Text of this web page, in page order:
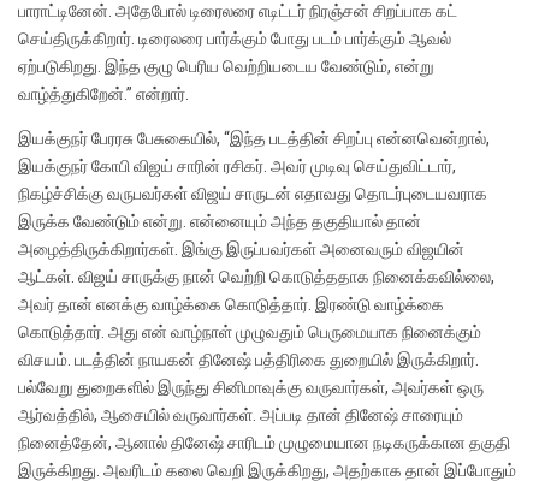
பாராட்டினேன். அதேபோல் டிரைலரை எடிட்டர் நிரஞ்சன் சிறப்பாக கட்
செய்திருக்கிறார். டிரைலரை பார்க்கும் போது படம் பார்க்கும் ஆவல்
ஏற்படுகிறது. இந்த குழு பெரிய வெற்றியடைய வேண்டும், என்று
வாழ்த்துகிறேன்.” என்றார்.
இயக்குநர் பேரரசு பேசுகையில், “இந்த படத்தின் சிறப்பு என்னவென்றால்,
இயக்குநர் கோபி விஜய் சாரின் ரசிகர். அவர் முடிவு செய்துவிட்டார்,
நிகழ்ச்சிக்கு வருபவர்கள் விஜய் சாருடன் எதாவது தொடர்புடையவராக
இருக்க வேண்டும் என்று. என்னையும் அந்த தகுதியால் தான்
அழைத்திருக்கிறார்கள். இங்கு இருப்பவர்கள் அனைவரும் விஜயின்
ஆட்கள். விஜய் சாருக்கு நான் வெற்றி கொடுத்ததாக நினைக்கவில்லை,
அவர் தான் எனக்கு வாழ்க்கை கொடுத்தார். இரண்டு வாழ்க்கை
கொடுத்தார். அது என் வாழ்நாள் முழுவதும் பெருமையாக நினைக்கும்
விசயம். படத்தின் நாயகன் தினேஷ் பத்திரிகை துறையில் இருக்கிறார்.
பல்வேறு துறைகளில் இருந்து சினிமாவுக்கு வருவார்கள், அவர்கள் ஒரு
ஆர்வத்தில், ஆசையில் வருவார்கள். அப்படி தான் தினேஷ் சாரையும்
நினைத்தேன், ஆனால் தினேஷ் சாரிடம் முழுமையான நடிகருக்கான தகுதி
இருக்கிறது. அவரிடம் கலை வெறி இருக்கிறது, அதற்காக தான் இப்போதும்